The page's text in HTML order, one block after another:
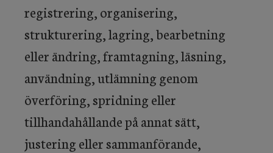
registrering, organisering,
strukturering, lagring, bearbetning
eller ändring, framtagning, läsning,
användning, utlämning genom
överföring, spridning eller
tillhandahållande på annat sätt,
justering eller sammanförande,